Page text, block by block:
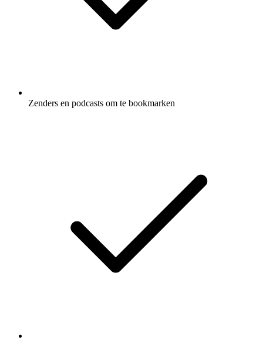
Zenders en podcasts om te bookmarken